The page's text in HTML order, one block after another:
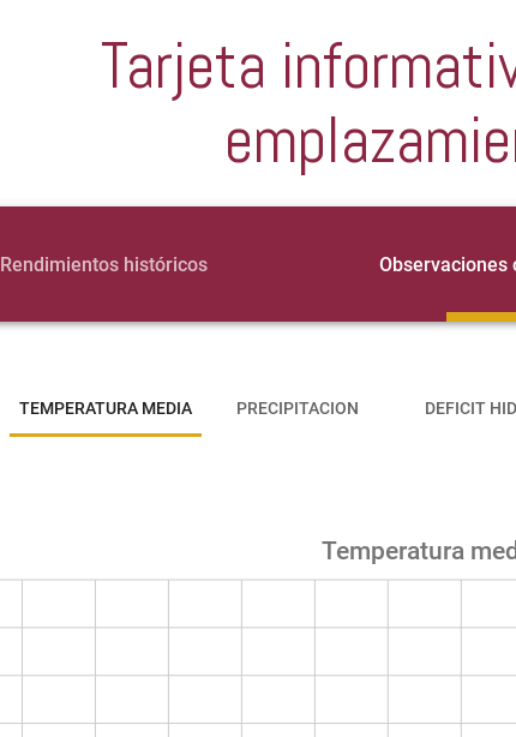
Tarjeta
Rendimientos históricos Observaciones
TEMPERATURA MEDIA PRECIPITACION DEFICIT
Temperatura